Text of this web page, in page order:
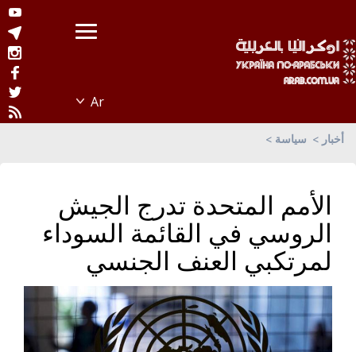
أخبار سياسة
الأمم المتحدة تدرج الجيش
الروسي في القائمة السوداء
لمرتكبي العنف الجنسي